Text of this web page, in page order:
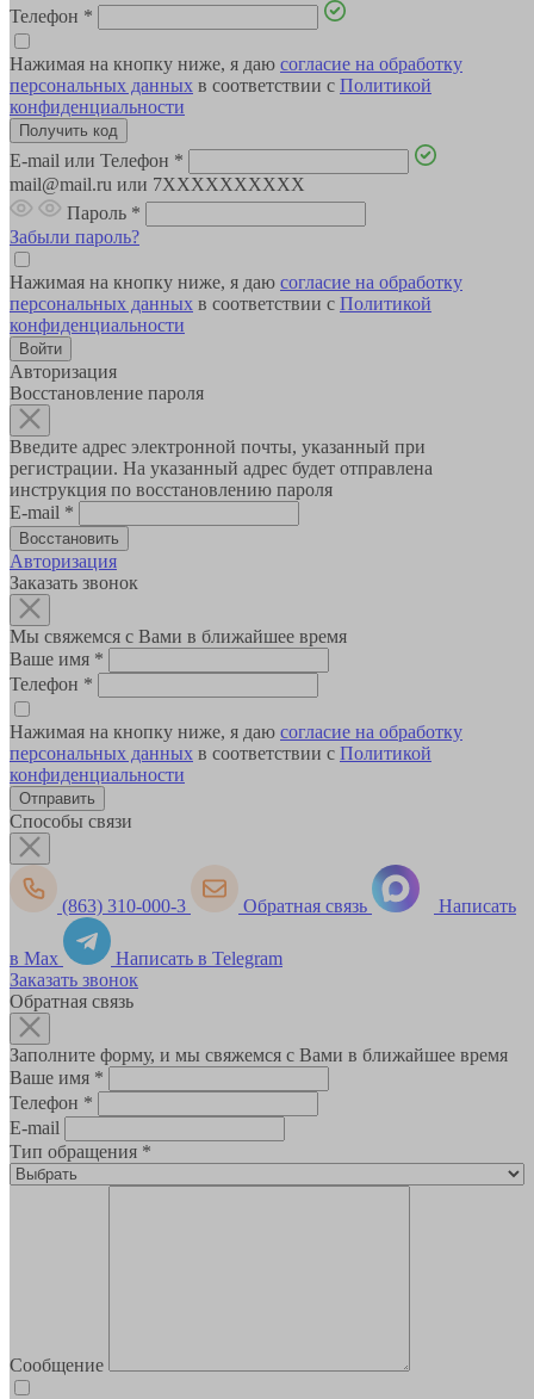
Телефон *
Нажимая на кнопку ниже, я даю согласие на обработку
персональных данных в соответствии с Политикой
конфиденциальности
E-mail или Телефон *
mail@mail.ru или 7XXXXXXXXXX
Пароль *
Забыли пароль?
Нажимая на кнопку ниже, я даю согласие на обработку
персональных данных в соответствии с Политикой
конфиденциальности
Авторизация
Восстановление пароля
Введите адрес электронной почты, указанный при
регистрации. На указанный адрес будет отправлена
инструкция по восстановлению пароля
E-mail *
Авторизация
Заказать звонок
Мы свяжемся с Вами в ближайшее время
Ваше имя *
Телефон *
Нажимая на кнопку ниже, я даю согласие на обработку
персональных данных в соответствии с Политикой
конфиденциальности
Способы связи
(863) 310-000-3 Обратная связь Написать
в Max
Написать в Telegram
Заказать звонок
Обратная связь
Заполните форму, и мы свяжемся с Вами в ближайшее время
Ваше имя *
Телефон *
E-mail
Тип обращения *
Сообщение